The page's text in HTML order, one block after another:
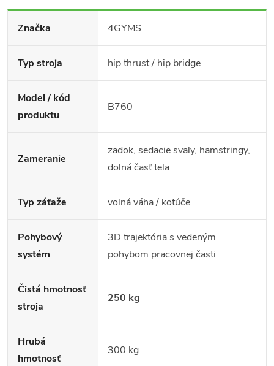
Značka 4GYMS
Typ stroja hip thrust / hip bridge
Model / kód
produktu
B760
Zameranie
zadok, sedacie svaly, hamstringy,
dolná časť tela
Typ záťaže voľná váha / kotúče
Pohybový
systém
3D trajektória s vedeným
pohybom pracovnej časti
Čistá hmotnosť
stroja
250 kg
Hrubá
hmotnosť
300 kg